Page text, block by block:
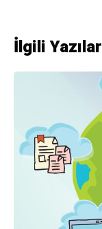
İlgili Yazılar